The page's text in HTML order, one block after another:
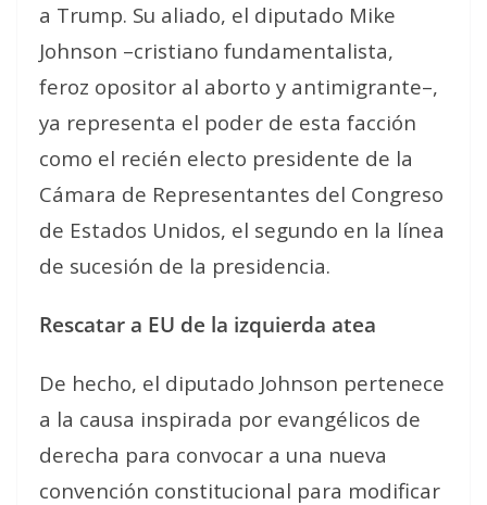
a Trump. Su aliado, el diputado Mike
Johnson –cristiano fundamentalista,
feroz opositor al aborto y antimigrante–,
ya representa el poder de esta facción
como el recién electo presidente de la
Cámara de Representantes del Congreso
de Estados Unidos, el segundo en la línea
de sucesión de la presidencia.
Rescatar a EU de la izquierda atea
De hecho, el diputado Johnson pertenece
a la causa inspirada por evangélicos de
derecha para convocar a una nueva
convención constitucional para modificar